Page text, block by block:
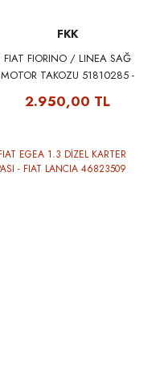
FKK
FIAT FIORINO / LINEA SAĞ
MOTOR TAKOZU 51810285 -
2.950,00 TL